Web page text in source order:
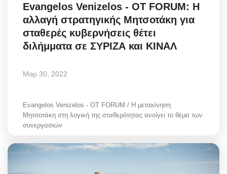
Evangelos Venizelos - OT FORUM: Η
αλλαγή στρατηγικής Μητσοτάκη για
σταθερές κυβερνήσεις θέτει
διλήμματα σε ΣΥΡΙΖΑ και ΚΙΝΑΛ
Μαρ 30, 2022
Evangelos Venizelos - OT FORUM / Η μετακίνηση
Μητσοτάκη στη λογική της σταθερότητας ανοίγει το θέμα των
συνεργασιών